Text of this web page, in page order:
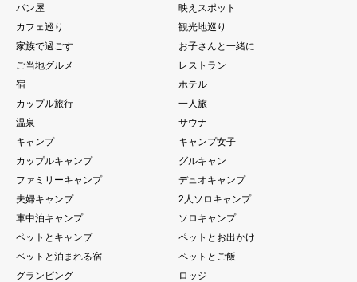
パン屋
映えスポット
カフェ巡り
観光地巡り
家族で過ごす
お子さんと一緒に
ご当地グルメ
レストラン
宿
ホテル
カップル旅行
一人旅
温泉
サウナ
キャンプ
キャンプ女子
カップルキャンプ
グルキャン
ファミリーキャンプ
デュオキャンプ
夫婦キャンプ
2人ソロキャンプ
車中泊キャンプ
ソロキャンプ
ペットとキャンプ
ペットとお出かけ
ペットと泊まれる宿
ペットとご飯
グランピング
ロッジ